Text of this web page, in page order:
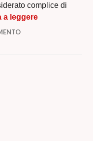
complice di
a leggerePIAZZE